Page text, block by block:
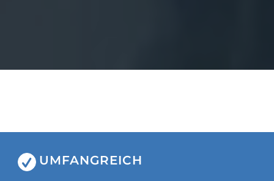
UMFANGREICH